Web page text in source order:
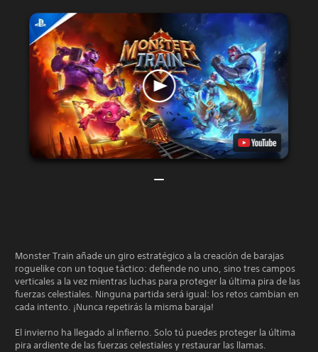
Monster Train añade un giro estratégico a la creación de barajas
roguelike con un toque táctico: defiende no uno, sino tres campos
verticales a la vez mientras luchas para proteger la última pira de las
fuerzas celestiales. Ninguna partida será igual: los retos cambian en
cada intento. ¡Nunca repetirás la misma baraja!
El invierno ha llegado al infierno. Solo tú puedes proteger la última
pira ardiente de las fuerzas celestiales y restaurar las llamas.